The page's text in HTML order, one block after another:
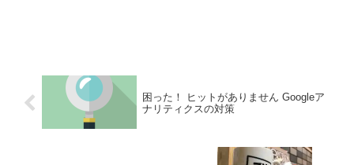
困った！ ヒットがありません Googleア
ナリティクスの対策